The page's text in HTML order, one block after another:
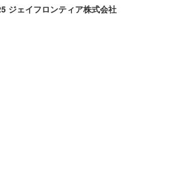
ジェイフロンティア株式会社